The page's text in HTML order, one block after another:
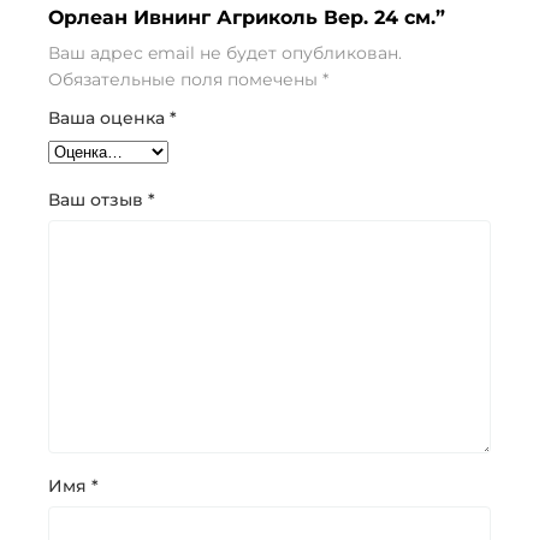
Орлеан Ивнинг Агриколь Вер. 24 см.”
Ваш адрес email не будет опубликован.
Обязательные поля помечены *
Ваша оценка *
Ваш отзыв *
Имя *